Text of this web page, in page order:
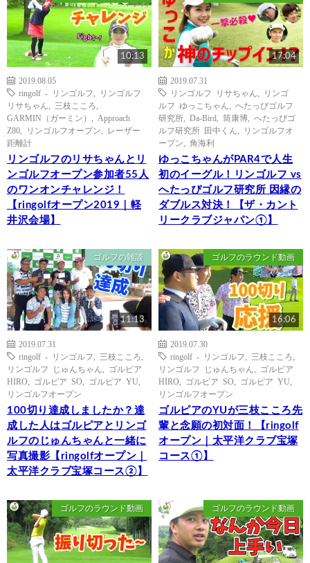
10:13
2019.08.05
ringolf - リンゴルフ
リンゴルフ
リサちゃん
三枝こころ
GARMIN（ガーミン）
Approach
Z80
リンゴルフオープン
レーザー
距離計
リンゴルフのリサちゃんとリ
ンゴルフオープン参加者55人
のワンオンチャレンジ！
【ringolfオープン2019｜軽
井沢会場】
17:04
2019.07.31
リンゴルフ リサちゃん
リンゴ
ルフ ゆっこちゃん
へたっぴゴルフ
研究所
Da-Bird 筒康博
へたっぴゴ
ルフ研究所 田中くん
リンゴルフオ
ープン
角海利
ゆっこちゃんがPAR4で人生
初のイーグル！リンゴルフ vs
へたっぴゴルフ研究所 因縁の
ダブルス対決！【ザ・カント
リークラブジャパン①】
ゴルフの雑談
11:13
2019.07.31
ringolf - リンゴルフ
三枝こころ
リンゴルフ じゅんちゃん
ゴルピア
HIRO
ゴルピア SO ゴルピア YU
リンゴルフオープン
100切り達成しましたか？達
成した人はゴルピアとリンゴ
ルフのじゅんちゃんと一緒に
写真撮影【ringolfオープン｜
太平洋クラブ宝塚コース②】
ゴルフのラウンド動画
16:06
2019.07.30
ringolf - リンゴルフ
三枝こころ
リンゴルフ じゅんちゃん
ゴルピア
HIRO
ゴルピア SO ゴルピア YU
リンゴルフオープン
ゴルピアのYUが三枝こころ先
輩と念願の初対面！【ringolf
オープン｜太平洋クラブ宝塚
コース①】
ゴルフのラウンド動画 ゴルフのラウンド動画